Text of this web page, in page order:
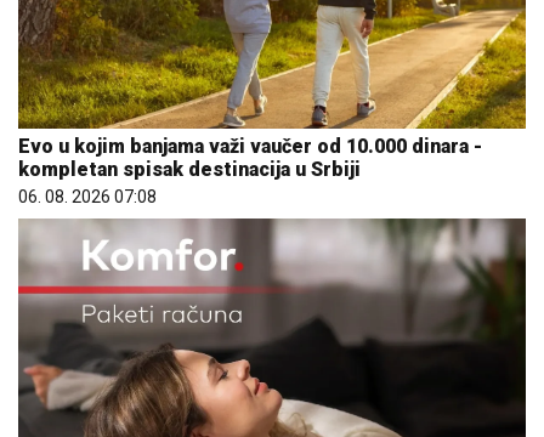
Evo u kojim banjama važi vaučer od 10.000 dinara -
kompletan spisak destinacija u Srbiji
06. 08. 2026 07:08